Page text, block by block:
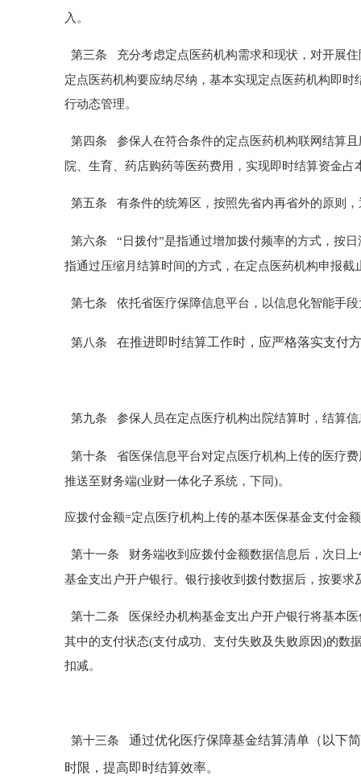
入。
第三条 充分考虑定点医药机构需求和现状，对开展
定点医药机构要应纳尽纳 ，基本实现定点医药机构即时
行动态管理。
第四条 参保人在符合条件的定点医药机构联网结算
院、生育、药店购药等医药费用， 实现即时结算资金占
第五条 有条件的统筹区，按照先省内再省外的原则
第六条 “日拨付”是指通过增加拨付频率的方式，按
指通过压缩月结算时间的方式，在定点医药机构申报
第七条 依托省医疗保障信息平台，以信息化智能手
第八条 在推进即时结算工作时，应严格落实支付
第九条 参保人员在定点 医疗机构出院结算时，结算信
第十条 省医保信息平台对定点 医疗机构上传的 医疗
推送至财务端(业财一体化子系统 ，下同)。
应拨付金额=定点 医疗机构上传的基本医保基金支付金额
第十一条 财务端收到应拨付金额数据信息后 ， 次日
基金支出户开户银行。银行接收到拨付数据后 ， 按要求
第十二条
医保经办机构基金支出户开户银行将基本
其中的支付状态(支付成功、支付失败及失败原因)的数
扣减。
第十三条 通过优化医疗保障基金结算清单 （ 以下
时限，提高即时结算效率。